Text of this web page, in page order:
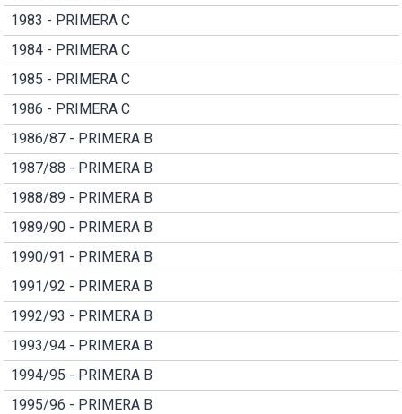
1983 - PRIMERA C
1984 - PRIMERA C
1985 - PRIMERA C
1986 - PRIMERA C
1986/87 - PRIMERA B
1987/88 - PRIMERA B
1988/89 - PRIMERA B
1989/90 - PRIMERA B
1990/91 - PRIMERA B
1991/92 - PRIMERA B
1992/93 - PRIMERA B
1993/94 - PRIMERA B
1994/95 - PRIMERA B
1995/96 - PRIMERA B